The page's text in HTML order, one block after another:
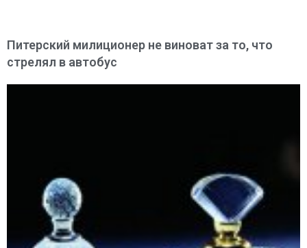
Питерский милиционер не виноват за то, что
стрелял в автобус